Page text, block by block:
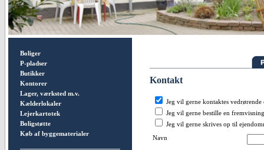
Boliger
P-pladser
Butikker
Kontorer
Lager, værksted m.v.
Kælderlokaler
Lejerkartotek
Boligstøtte
Køb af byggematerialer
Kontakt
Jeg vil gerne kontaktes vedrørende
Jeg vil gerne bestille en fremvisning
Jeg vil gerne skrives op til
Navn